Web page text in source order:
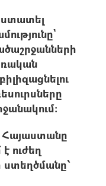
Հայաստանը
ուժեղ
ստեղծմանը՝